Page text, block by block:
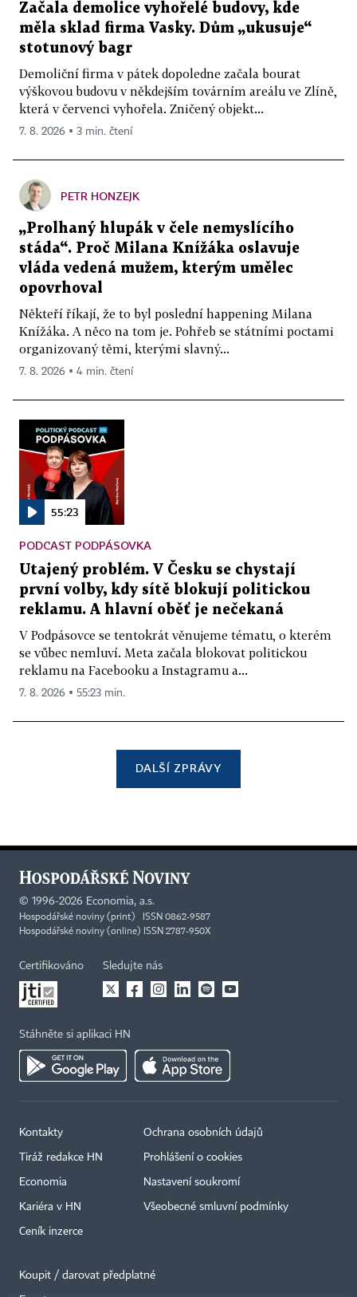
Začala demolice vyhořelé budovy, kde
měla sklad firma Vasky. Dům „ukusuje“
stotunový bagr
Demoliční firma v pátek dopoledne začala bourat
výškovou budovu v někdejším továrním areálu ve Zlíně,
která v červenci vyhořela. Zničený objekt...
7. 8. 2026 ▪ 3 min. čtení
PETR HONZEJK
„Prolhaný hlupák v čele nemyslícího
stáda“. Proč Milana Knížáka oslavuje
vláda vedená mužem, kterým umělec
opovrhoval
Někteří říkají, že to byl poslední happening Milana
Knížáka. A něco na tom je. Pohřeb se státními poctami
organizovaný těmi, kterými slavný...
7. 8. 2026 ▪ 4 min. čtení
55:23
PODCAST PODPÁSOVKA
Utajený problém. V Česku se chystají
první volby, kdy sítě blokují politickou
reklamu. A hlavní oběť je nečekaná
V Podpásovce se tentokrát věnujeme tématu, o kterém
se vůbec nemluví. Meta začala blokovat politickou
reklamu na Facebooku a Instagramu a...
7. 8. 2026 ▪ 55:23 min.
DALŠÍ ZPRÁVY
© 1996-2026 Economia, a.s.
Hospodářské noviny (print) ISSN 0862-9587
Hospodářské noviny (online) ISSN 2787-950X
Certifikováno Sledujte nás
Stáhněte si aplikaci HN
Kontakty
Tiráž redakce HN
Economia
Kariéra v HN
Ceník inzerce
Ochrana osobních údajů
Prohlášení o cookies
Nastavení soukromí
Všeobecné smluvní podmínky
Koupit / darovat předplatné